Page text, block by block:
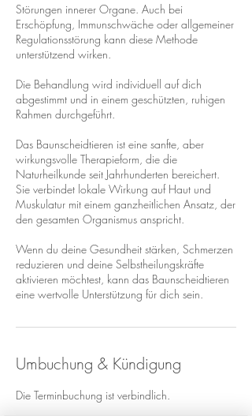
Störungen innerer Organe. Auch bei
Erschöpfung, Immunschwäche oder allgemeiner
Regulationsstörung kann diese Methode
unterstützend wirken.
Die Behandlung wird individuell auf dich
abgestimmt und in einem geschützten, ruhigen
Rahmen durchgeführt.
Das Baunscheidtieren ist eine sanfte, aber
wirkungsvolle Therapieform, die die
Naturheilkunde seit Jahrhunderten bereichert.
Sie verbindet lokale Wirkung auf Haut und
Muskulatur mit einem ganzheitlichen Ansatz, der
den gesamten Organismus anspricht.
Wenn du deine Gesundheit stärken, Schmerzen
reduzieren und deine Selbstheilungskräfte
aktivieren möchtest, kann das Baunscheidtieren
eine wertvolle Unterstützung für dich sein.
Umbuchung & Kündigung
Die Terminbuchung ist verbindlich.